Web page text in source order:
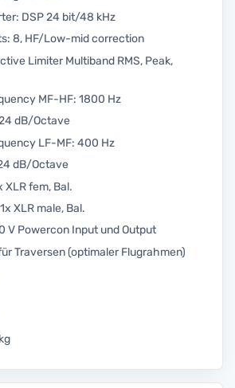
DSP 24 bit/48 kHz
8, HF/Low-mid correction
Limiter Multiband RMS, Peak,
MF-HF: 1800 Hz
dB/Octave
LF-MF: 400 Hz
dB/Octave
XLR fem, Bal.
XLR male, Bal.
V Powercon Input und Output
Traversen (optimaler Flugrahmen)